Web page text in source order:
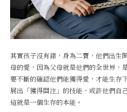
其實孩子沒有錯，身為二寶，他們出生
母的愛，因為父母就是他們的全世界，
要不斷的確認他們能獲得愛，才能生存
展出「獲得關注」的技能，或許他們自
這就是一個生存的本能。